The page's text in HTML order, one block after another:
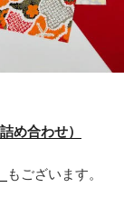
め合わせ）
もございます。